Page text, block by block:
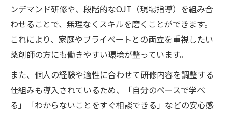
ンデマンド研修や、段階的なOJT（現場指導）を組み合
わせることで、無理なくスキルを磨くことができます。
これにより、家庭やプライベートとの両立を重視したい
薬剤師の方にも働きやすい環境が整っています。
また、個人の経験や適性に合わせて研修内容を調整する
仕組みも導入されているため、「自分のペースで学べ
る」「わからないことをすぐ相談できる」などの安心感